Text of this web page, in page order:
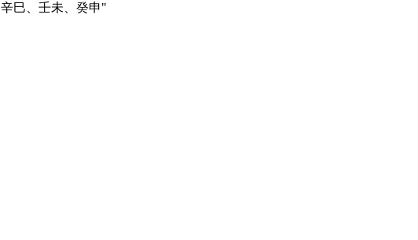
巳、壬未、癸申"